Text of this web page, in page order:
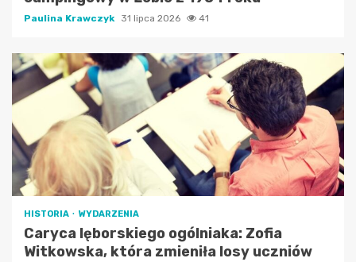
Paulina Krawczyk 31 lipca 2026 41
HISTORIA WYDARZENIA
Caryca lęborskiego ogólniaka: Zofia
Witkowska, która zmieniła losy uczniów